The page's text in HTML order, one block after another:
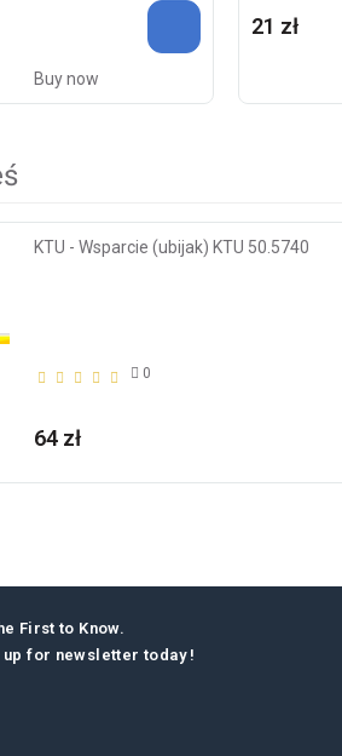
Buy now
21 zł
KTU - Wsparcie (ubijak) KTU 50.5740
0
64 zł
First to Know.
up for newsletter today !